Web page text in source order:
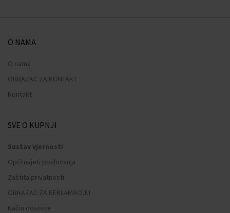
O NAMA
O nama
OBRAZAC ZA KONTAKT
Kontakt
SVE O KUPNJI
Sustav vjernosti
Opći uvjeti poslovanja
Zaštita privatnosti
OBRAZAC ZA REKLAMACIJU
Način dostave